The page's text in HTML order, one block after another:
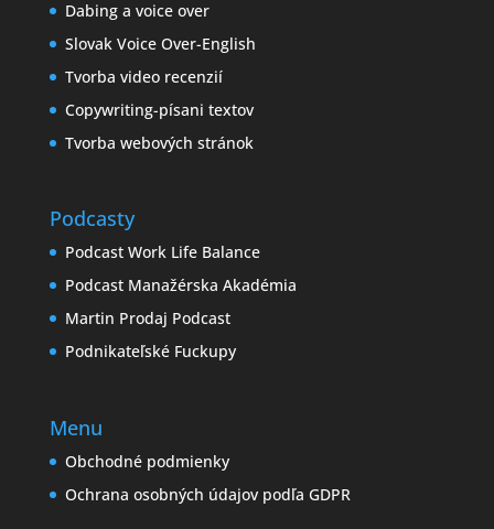
Dabing a voice over
Slovak Voice Over-English
Tvorba video recenzií
Copywriting-písani textov
Tvorba webových stránok
Podcasty
Podcast Work Life Balance
Podcast Manažérska Akadémia
Martin Prodaj Podcast
Podnikateľské Fuckupy
Menu
Obchodné podmienky
Ochrana osobných údajov podľa GDPR